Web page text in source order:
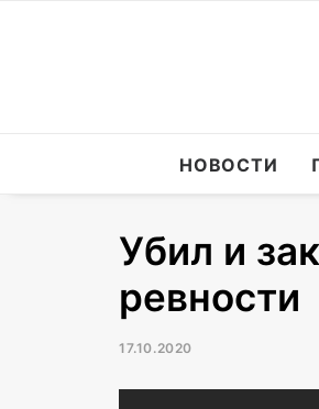
НОВОСТИ
Убил и
ревности
17.10.2020